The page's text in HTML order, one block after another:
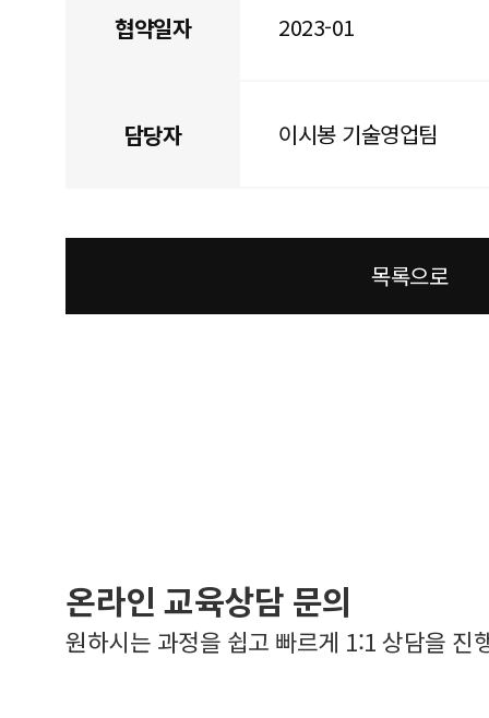
협약일자 2023-01
담당자 이시봉 기술영업팀
목록으로
온라인 교육상담 문의
원하시는 과정을 쉽고 빠르게 1:1 상담을 진